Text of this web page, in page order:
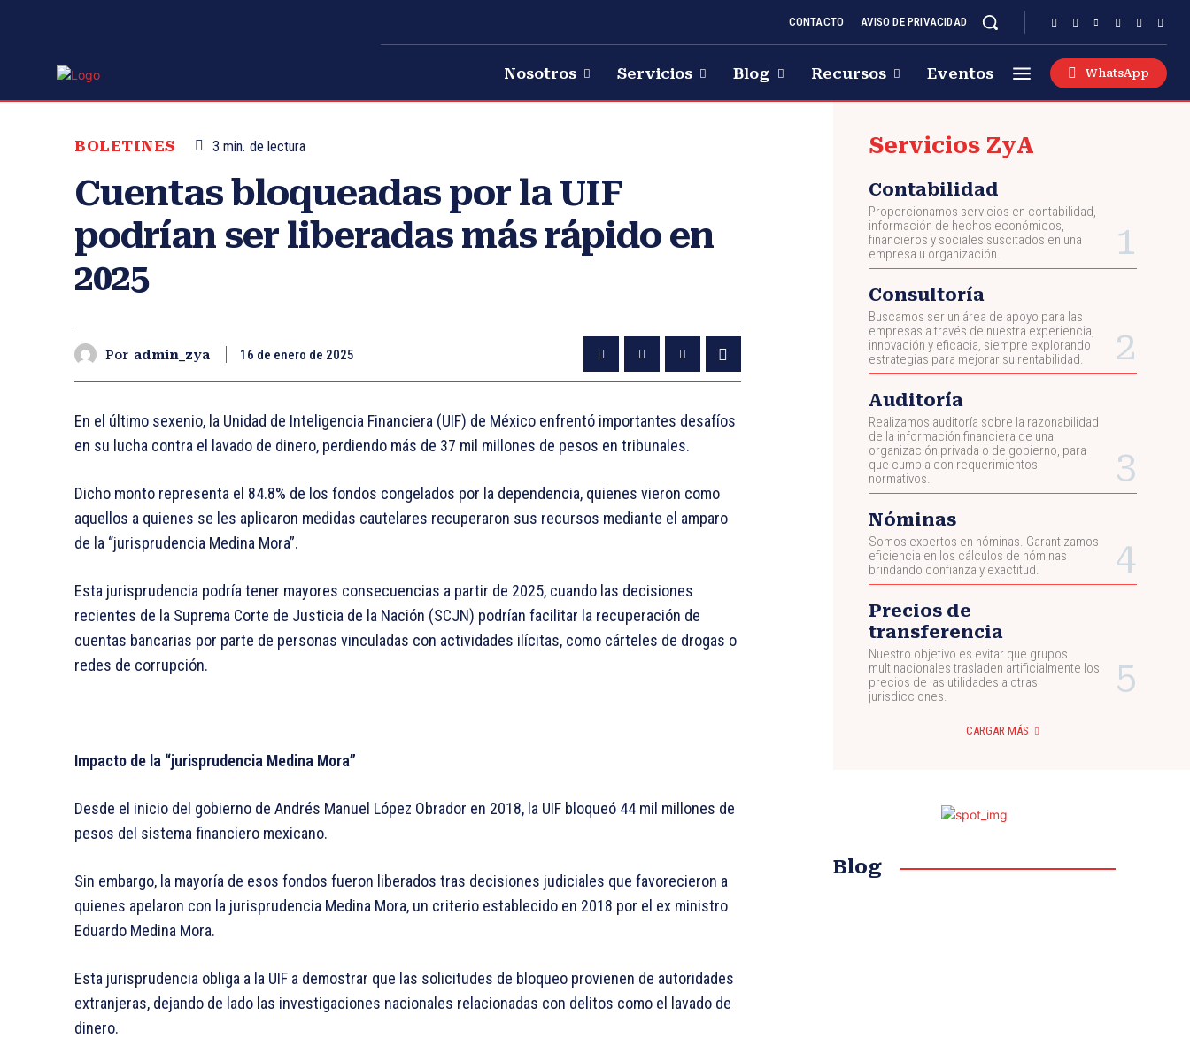
CONTACTO AVISO DE PRIVACIDAD
Nosotros Servicios Blog Recursos Eventos WhatsApp
BOLETINES 3 min. de lectura
Cuentas bloqueadas por la UIF
podrían ser liberadas más rápido en
2025
Por admin_zya 16 de enero de 2025
En el último sexenio, la Unidad de Inteligencia Financiera (UIF) de México enfrentó importantes desafíos
en su lucha contra el lavado de dinero, perdiendo más de 37 mil millones de pesos en tribunales.
Dicho monto representa el 84.8% de los fondos congelados por la dependencia, quienes vieron como
aquellos a quienes se les aplicaron medidas cautelares recuperaron sus recursos mediante el amparo
de la “jurisprudencia Medina Mora”.
Esta jurisprudencia podría tener mayores consecuencias a partir de 2025, cuando las decisiones
recientes de la Suprema Corte de Justicia de la Nación (SCJN) podrían facilitar la recuperación de
cuentas bancarias por parte de personas vinculadas con actividades ilícitas, como cárteles de drogas o
redes de corrupción.
Impacto de la “jurisprudencia Medina Mora”
Desde el inicio del gobierno de Andrés Manuel López Obrador en 2018, la UIF bloqueó 44 mil millones de
pesos del sistema financiero mexicano.
Sin embargo, la mayoría de esos fondos fueron liberados tras decisiones judiciales que favorecieron a
quienes apelaron con la jurisprudencia Medina Mora, un criterio establecido en 2018 por el ex ministro
Eduardo Medina Mora.
Esta jurisprudencia obliga a la UIF a demostrar que las solicitudes de bloqueo provienen de autoridades
extranjeras, dejando de lado las investigaciones nacionales relacionadas con delitos como el lavado de
dinero.
Servicios ZyA
Contabilidad
Proporcionamos servicios en contabilidad,
información de hechos económicos,
financieros y sociales suscitados en una
empresa u organización.
Consultoría
Buscamos ser un área de apoyo para las
empresas a través de nuestra experiencia,
innovación y eficacia, siempre explorando
estrategias para mejorar su rentabilidad.
Auditoría
Realizamos auditoría sobre la razonabilidad
de la información financiera de una
organización privada o de gobierno, para
que cumpla con requerimientos
normativos.
Nóminas
Somos expertos en nóminas. Garantizamos
eficiencia en los cálculos de nóminas
brindando confianza y exactitud.
Precios de
transferencia
Nuestro objetivo es evitar que grupos
multinacionales trasladen artificialmente los
precios de las utilidades a otras
jurisdicciones.
CARGAR MÁS
Blog